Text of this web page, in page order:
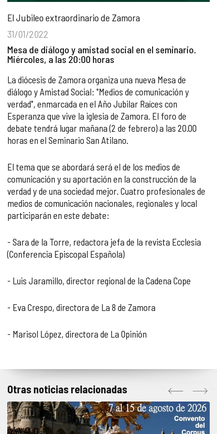
El Jubileo extraordinario de Zamora
31/01/2022
Mesa de diálogo y amistad social en el seminario.
Miércoles, a las 20:00 horas
La diócesis de Zamora organiza una nueva Mesa de
diálogo y Amistad Social: "Medios de comunicación y
verdad", enmarcada en el Año Jubilar Raíces con
Esperanza que vive la iglesia de Zamora. El foro de
debate tendrá lugar mañana (2 de febrero) a las 20.00
horas en el Seminario San Atilano.
El tema que se abordará será el de los medios de
comunicación y su aportación en la construcción de la
verdad y de una sociedad mejor. Cuatro profesionales de
medios de comunicación nacionales, regionales y local
participarán en este debate:
- Sara de la Torre, redactora jefa de la revista Ecclesia
(Conferencia Episcopal Española)
- Luis Jaramillo, director regional de la Cadena Cope
- Eva Crespo, directora de La 8 de Zamora
- Marisol López, directora de La Opinión
Otras noticias relacionadas